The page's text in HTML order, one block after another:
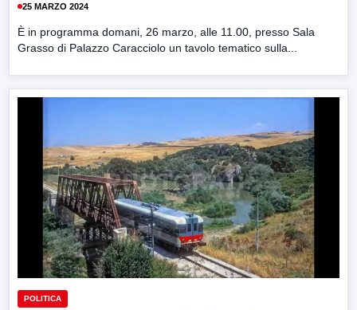
25 MARZO 2024
È in programma domani, 26 marzo, alle 11.00, presso Sala
Grasso di Palazzo Caracciolo un tavolo tematico sulla...
POLITICA